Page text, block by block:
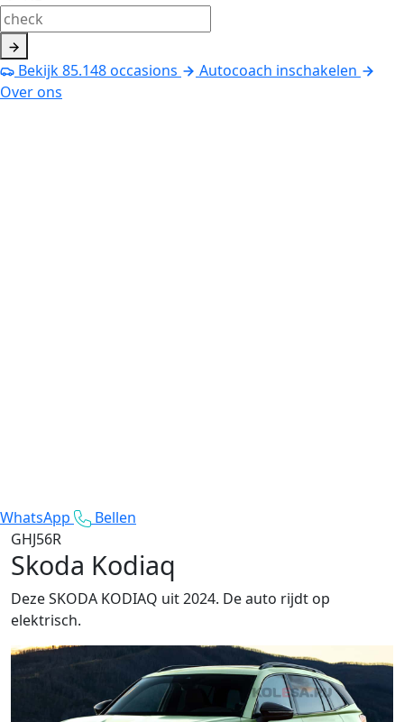
Bekijk85.148occasions
Autocoach inschakelen
Over ons
WhatsApp
Bellen
GHJ56R
Skoda Kodiaq
Deze SKODA KODIAQ uit 2024. De auto rijdt op
elektrisch.